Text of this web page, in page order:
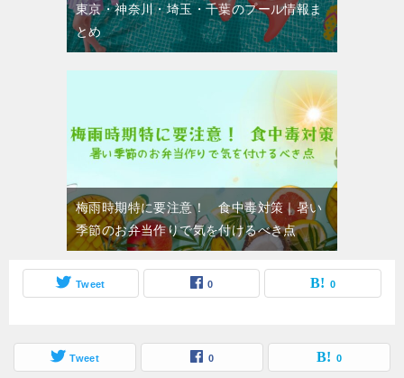
東京・神奈川・埼玉・千葉のプール情報ま
とめ
梅雨時期特に要注意！ 食中毒対策｜暑い
季節のお弁当作りで気を付けるべき点
Tweet 0 0
Tweet 0 0